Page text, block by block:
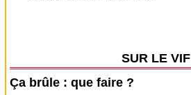
SUR LE VIF
Ça brûle : que faire ?